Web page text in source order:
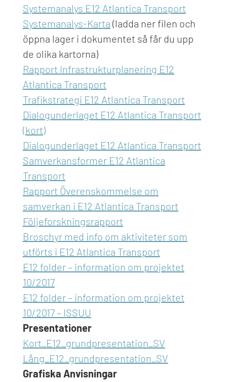
Systemanalys E12 Atlantica Transport
Systemanalys-Karta (ladda ner filen och
öppna lager i dokumentet så får du upp
de olika kartorna)
Rapport Infrastrukturplanering E12
Atlantica Transport
Trafikstrategi E12 Atlantica Transport
Dialogunderlaget E12 Atlantica Transport
(kort)
Dialogunderlaget E12 Atlantica Transport
Samverkansformer E12 Atlantica
Transport
Rapport Överenskommelse om
samverkan i E12 Atlantica Transport
Följeforskningsrapport
Broschyr med info om aktiviteter som
utförts i E12 Atlantica Transport
E12 folder – information om projektet
10/2017
E12 folder – information om projektet
10/2017 – ISSUU
Presentationer
Kort_E12_grundpresentation_SV
Lång_E12_grundpresentation_SV
Grafiska Anvisningar